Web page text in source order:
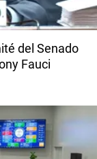
del Senado
Fauci